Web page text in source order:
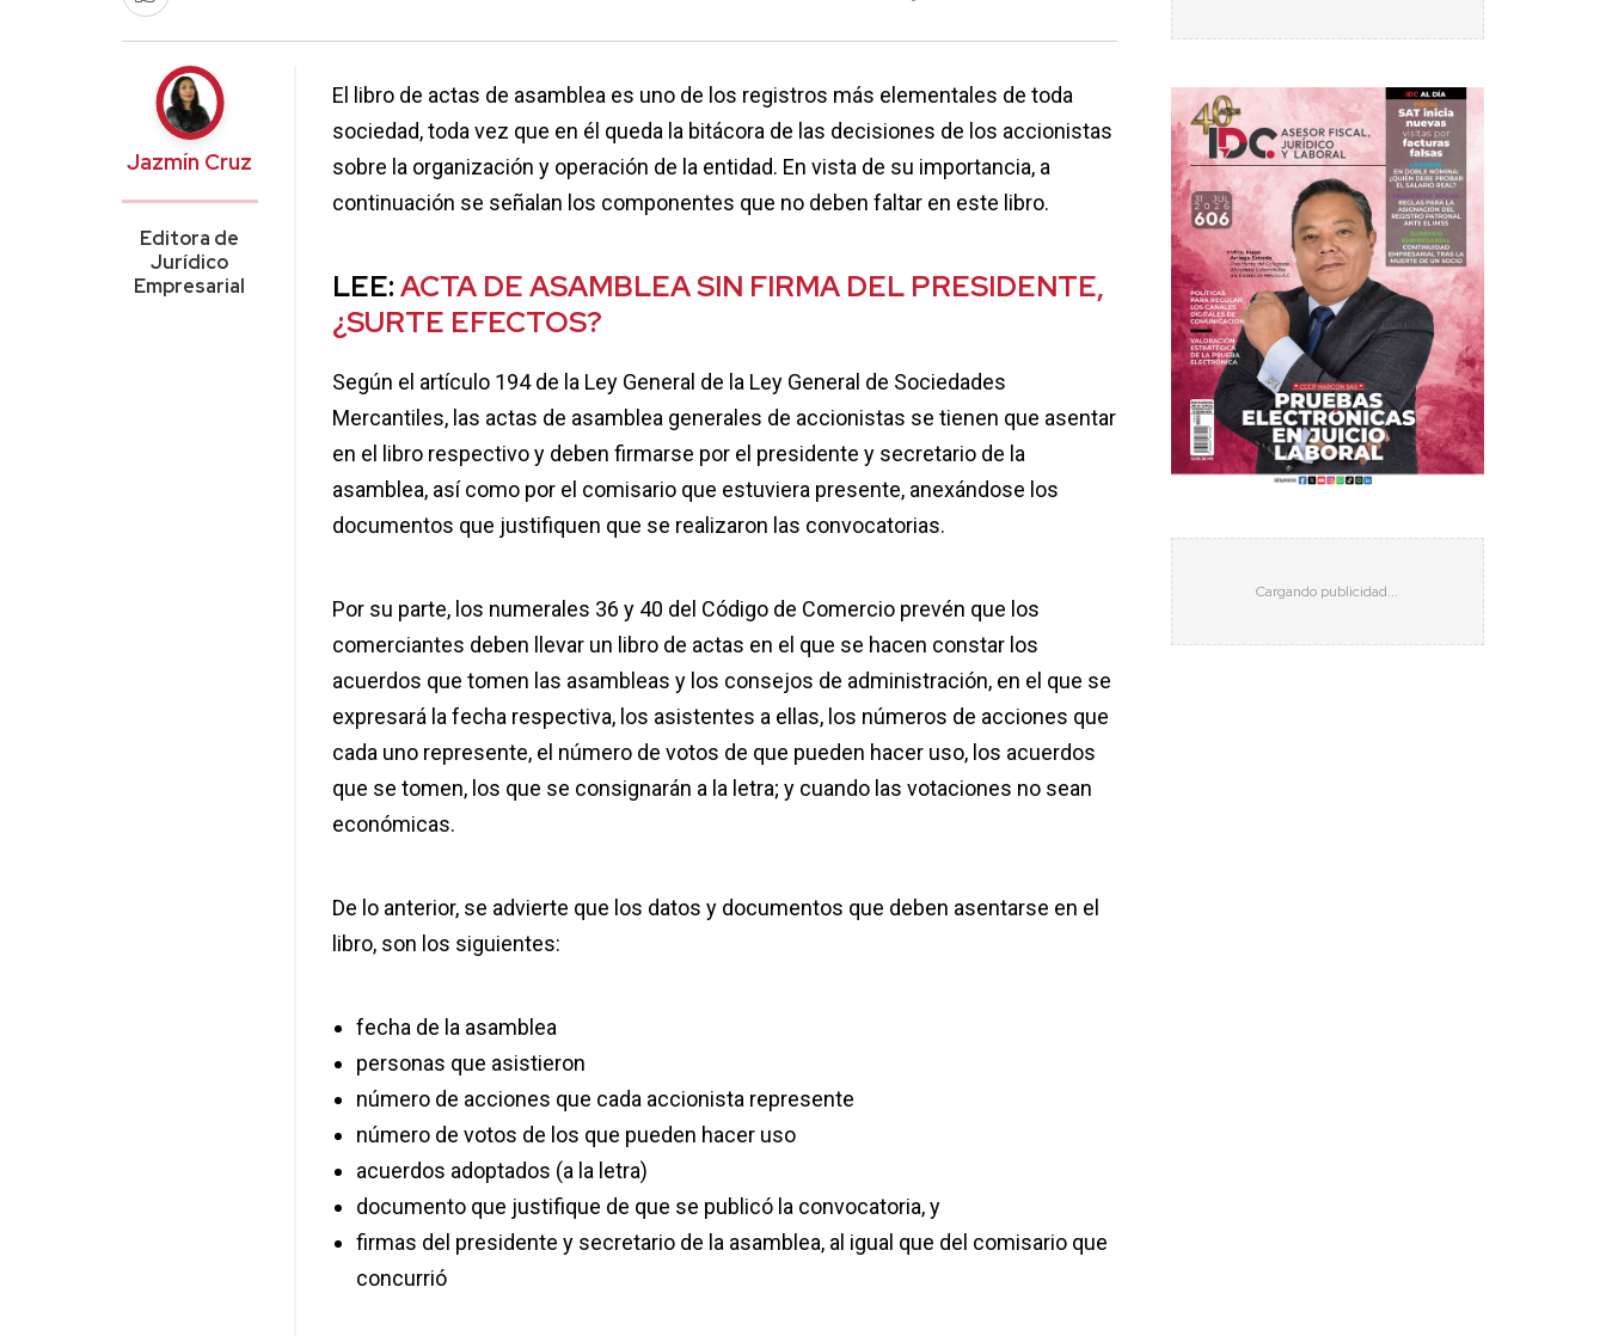
Jazmín Cruz
Editora de
Jurídico
Empresarial
El libro de actas de asamblea es uno de los registros más elementales de toda
sociedad, toda vez que en él queda la bitácora de las decisiones de los accionistas
sobre la organización y operación de la entidad. En vista de su importancia, a
continuación se señalan los componentes que no deben faltar en este libro.
LEE:ACTA DE ASAMBLEA SIN FIRMA DEL PRESIDENTE,
¿SURTE EFECTOS?
Según el artículo 194 de la Ley General de la Ley General de Sociedades
Mercantiles, las actas de asamblea generales de accionistas se tienen que asentar
en el libro respectivo y deben firmarse por el presidente y secretario de la
asamblea, así como por el comisario que estuviera presente, anexándose los
documentos que justifiquen que se realizaron las convocatorias.
Por su parte, los numerales 36 y 40 del Código de Comercio prevén que los
comerciantes deben llevar un libro de actas en el que se hacen constar los
acuerdos que tomen las asambleas y los consejos de administración, en el que se
expresará la fecha respectiva, los asistentes a ellas, los números de acciones que
cada uno represente, el número de votos de que pueden hacer uso, los acuerdos
que se tomen, los que se consignarán a la letra; y cuando las votaciones no sean
económicas.
De lo anterior, se advierte que los datos y documentos que deben asentarse en el
libro, son los siguientes:
fecha de la asamblea
personas que asistieron
número de acciones que cada accionista represente
número de votos de los que pueden hacer uso
acuerdos adoptados (a la letra)
documento que justifique de que se publicó la convocatoria, y
firmas del presidente y secretario de la asamblea, al igual que del comisario que
concurrió